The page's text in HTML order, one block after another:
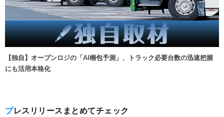
【独自】オープンロジの「AI梱包予測」、トラック必要台数の迅速把握
にも活用本格化
プレスリリースまとめてチェック